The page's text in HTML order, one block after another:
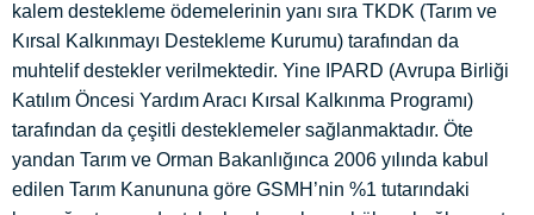
kalem destekleme ödemelerinin yanı sıra TKDK (Tarım ve
Kırsal Kalkınmayı Destekleme Kurumu) tarafından da
muhtelif destekler verilmektedir. Yine IPARD (Avrupa Birliği
Katılım Öncesi Yardım Aracı Kırsal Kalkınma Programı)
tarafından da çeşitli desteklemeler sağlanmaktadır. Öte
yandan Tarım ve Orman Bakanlığınca 2006 yılında kabul
edilen Tarım Kanununa göre GSMH’nin %1 tutarındaki